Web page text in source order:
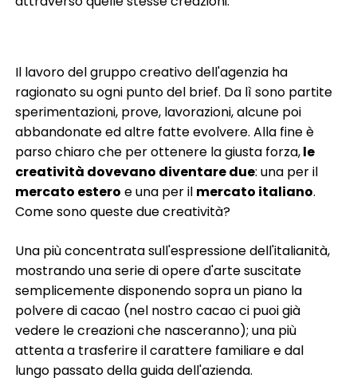
Il lavoro del gruppo creativo dell'agenzia ha
ragionato su ogni punto del brief. Da lì sono partite
sperimentazioni, prove, lavorazioni, alcune poi
abbandonate ed altre fatte evolvere. Alla fine è
parso chiaro che per ottenere la giusta forza,le
creatività dovevano diventare due: una per il
mercato estero e una per il mercato italiano.
Come sono queste due creatività?
Una più concentrata sull'espressione dell'italianità,
mostrando una serie di opere d'arte suscitate
semplicemente disponendo sopra un piano la
polvere di cacao (nel nostro cacao ci puoi già
vedere le creazioni che nasceranno); una più
attenta a trasferire il carattere familiare e dal
lungo passato della guida dell'azienda.